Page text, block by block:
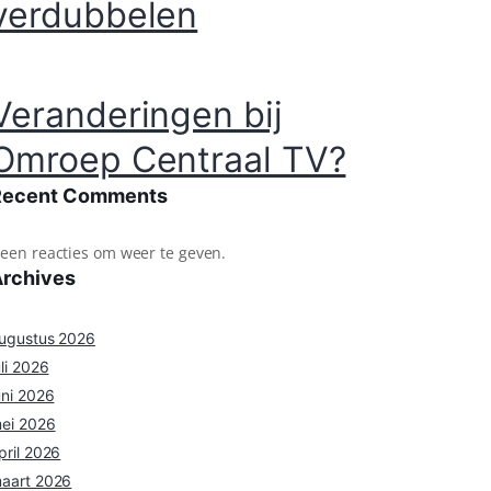
bij
Centraal TV?
Comments
reacties om weer te geven.
2026
2026
2026
2026
2026
2026